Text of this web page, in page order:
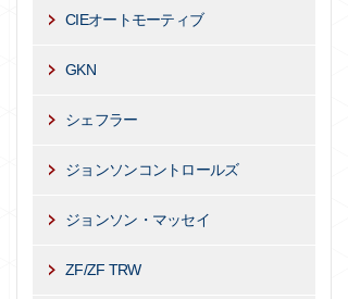
CIEオートモーティブ
GKN
シェフラー
ジョンソンコントロールズ
ジョンソン・マッセイ
ZF/ZF TRW